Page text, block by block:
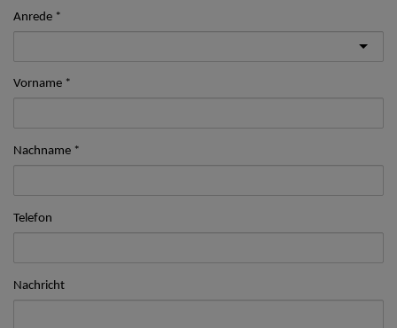
Anrede
Vorname
Nachname
Telefon
Nachricht